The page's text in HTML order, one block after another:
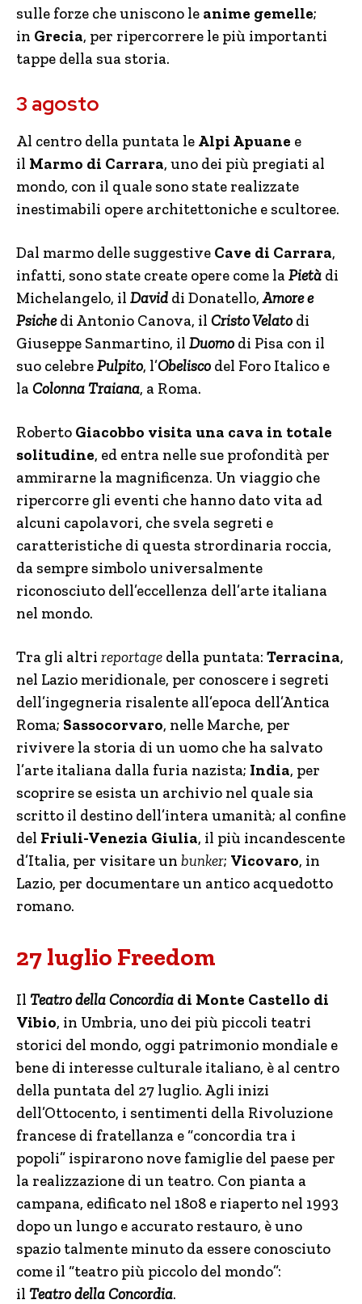
sulle forze che uniscono le anime gemelle;
in Grecia, per ripercorrere le più importanti
tappe della sua storia.
3 agosto
Al centro della puntata le Alpi Apuane e
il Marmo di Carrara, uno dei più pregiati al
mondo, con il quale sono state realizzate
inestimabili opere architettoniche e scultoree.
Dal marmo delle suggestive Cave di Carrara,
infatti, sono state create opere come laPietà di
Michelangelo, il David di Donatello,Amore e
Psichedi Antonio Canova, il Cristo Velato di
Giuseppe Sanmartino, il Duomo di Pisa con il
suo celebrePulpito, l’Obelisco del Foro Italico e
laColonna Traiana, a Roma.
Roberto Giacobbo visita una cava in totale
solitudine, ed entra nelle sue profondità per
ammirarne la magnificenza. Un viaggio che
ripercorre gli eventi che hanno dato vita ad
alcuni capolavori, che svela segreti e
caratteristiche di questa strordinaria roccia,
da sempre simbolo universalmente
riconosciuto dell’eccellenza dell’arte italiana
nel mondo.
Tra gli altri reportage della puntata: Terracina,
nel Lazio meridionale, per conoscere i segreti
dell’ingegneria risalente all’epoca dell’Antica
Roma; Sassocorvaro, nelle Marche, per
rivivere la storia di un uomo che ha salvato
l’arte italiana dalla furia nazista; India, per
scoprire se esista un archivio nel quale sia
scritto il destino dell’intera umanità; al confine
del Friuli-Venezia Giulia, il più incandescente
d’Italia, per visitare un bunker; Vicovaro, in
Lazio, per documentare un antico acquedotto
romano.
27 luglio Freedom
Il Teatro della Concordia di Monte Castello di
Vibio, in Umbria, uno dei più piccoli teatri
storici del mondo, oggi patrimonio mondiale e
bene di interesse culturale italiano, è al centro
della puntata del 27 luglio. Agli inizi
dell’Ottocento, i sentimenti della Rivoluzione
francese di fratellanza e “concordia tra i
popoli” ispirarono nove famiglie del paese per
la realizzazione di un teatro. Con pianta a
campana, edificato nel 1808 e riaperto nel 1993
dopo un lungo e accurato restauro, è uno
spazio talmente minuto da essere conosciuto
come il “teatro più piccolo del mondo”:
il TeatrodellaConcordia.